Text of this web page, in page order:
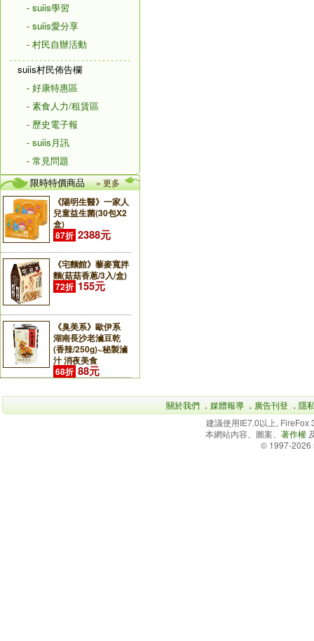
- suiis學習
- suiis愛分享
- 村民自辦活動
suiis村民佈告欄
- 好康特惠區
- 素食人力/租賃區
- 歷史電子報
- suiis月訊
- 常見問題
限時特價商品
» 更多
《陽明生醫》一家人
兒童益生菌(30包X2
盒)
87折 2388元
《宅麵館》藜麥寬拌
麵(菇菇香蔥/3入/盒)
72折 155元
《臭美系》歐伊系
湖南長沙老滷豆乾
(香辣/250g)~秘製滷
汁 消夜美食
68折 88元
關於我們 ． 媒體報導 ． 廣告刊登 ． 隱
建議使用IE7.0以上,
本網站內容、圖案、 著作權
© 1997-2026